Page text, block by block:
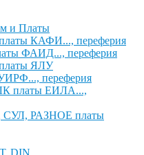
и Платы
КАФИ..., переферия
ФАИД..., переферия
ЯЛУ
переферия
платы ЕИЛА...,
РАЗНОЕ платы